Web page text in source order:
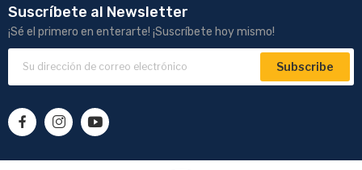
Suscríbete al Newsletter
¡Sé el primero en enterarte! ¡Suscríbete hoy mismo!
Subscribe